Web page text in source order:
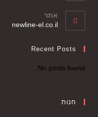
אתר
newline-el.co.il
Recent Posts
No posts found.
חנות